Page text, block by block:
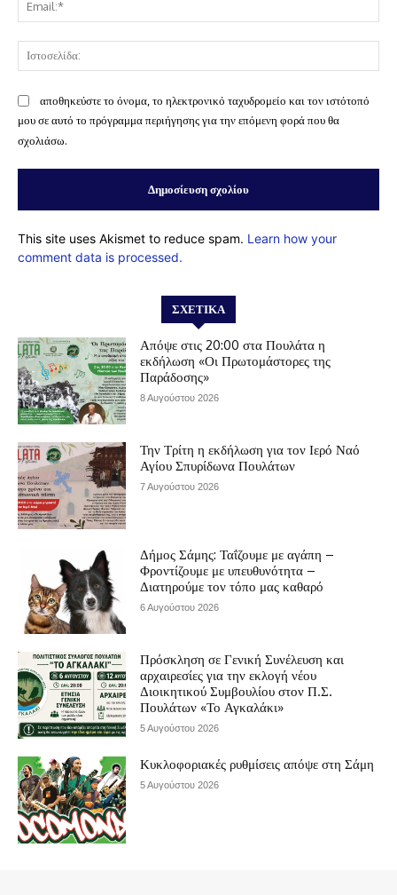
αποθηκεύστε το όνομα, το ηλεκτρονικό ταχυδρομείο και τον ιστότοπό
μου σε αυτό το πρόγραμμα περιήγησης για την επόμενη φορά που θα
σχολιάσω.
This site uses Akismet to reduce spam. Learn how your
comment data is processed.
ΣΧΕΤΙΚΆ
Απόψε στις 20:00 στα Πουλάτα η
εκδήλωση «Οι Πρωτομάστορες της
Παράδοσης»
8 Αυγούστου 2026
Την Τρίτη η εκδήλωση για τον Ιερό Ναό
Αγίου Σπυρίδωνα Πουλάτων
7 Αυγούστου 2026
Δήμος Σάμης: Ταΐζουμε με αγάπη –
Φροντίζουμε με υπευθυνότητα –
Διατηρούμε τον τόπο μας καθαρό
6 Αυγούστου 2026
Πρόσκληση σε Γενική Συνέλευση και
αρχαιρεσίες για την εκλογή νέου
Διοικητικού Συμβουλίου στον Π.Σ.
Πουλάτων «Το Αγκαλάκι»
5 Αυγούστου 2026
Κυκλοφοριακές ρυθμίσεις απόψε στη Σάμη
5 Αυγούστου 2026